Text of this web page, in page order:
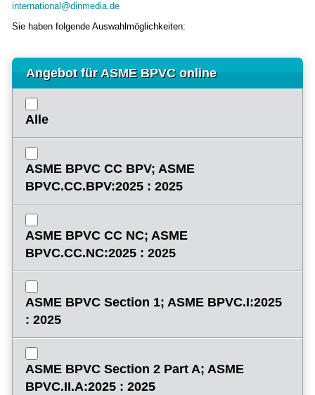
international@dinmedia.de
Sie haben folgende Auswahlmöglichkeiten:
Angebot für ASME BPVC online
Alle
ASME BPVC CC BPV; ASME
BPVC.CC.BPV:2025 : 2025
ASME BPVC CC NC; ASME
BPVC.CC.NC:2025 : 2025
ASME BPVC Section 1; ASME BPVC.I:2025
: 2025
ASME BPVC Section 2 Part A; ASME
BPVC.II.A:2025 : 2025